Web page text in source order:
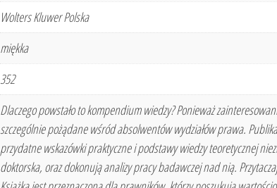
Wolters Kluwer Polska
miękka
352
Dlaczego powstało to kompendium wiedzy? Ponieważ
szczególnie pożądane wśród absolwentów wydziałów prawa.
przydatne wskazówki praktyczne i podstawy wiedzy teoretycznej
doktorska, oraz dokonują analizy pracy badawczej nad nią.